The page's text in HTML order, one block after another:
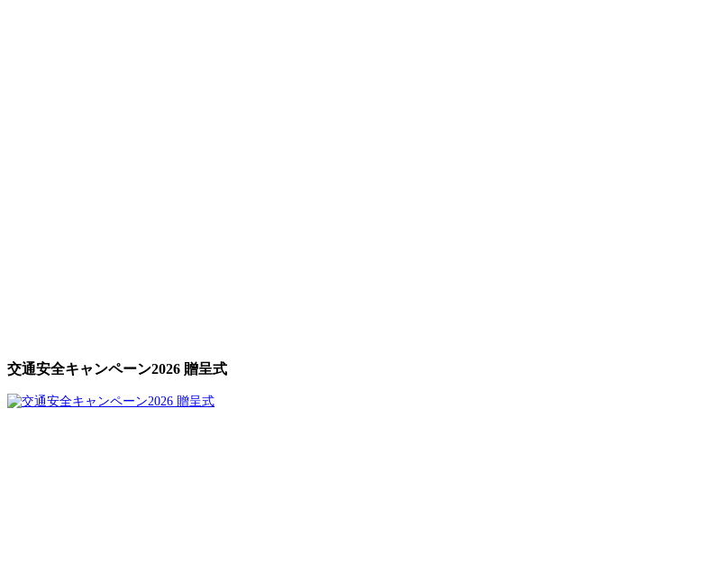
交通安全キャンペーン2026 贈呈式